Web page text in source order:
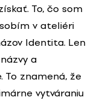
To, čo som
v ateliéri
Identita. Len
a
To znamená, že
vytváraniu